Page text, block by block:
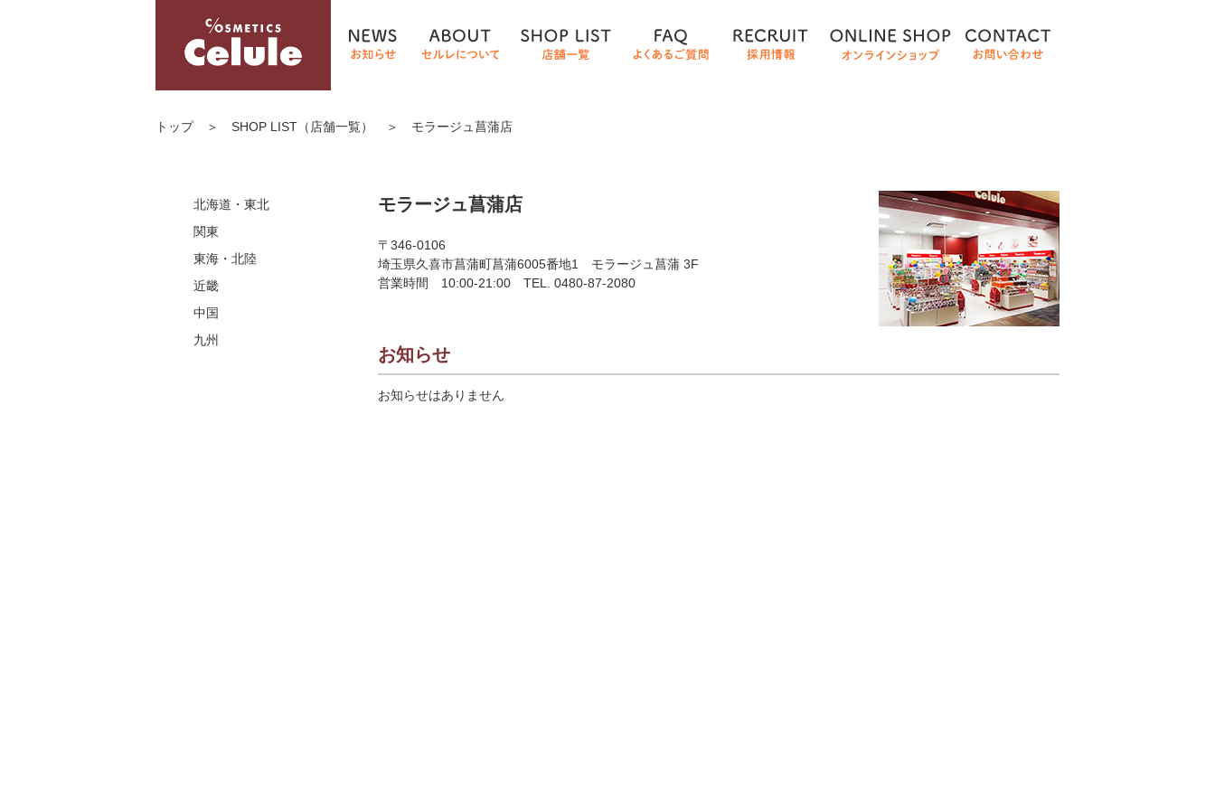
トップ＞ SHOP LIST（店舗一覧） ＞ モラージュ菖蒲店
北海道・東北
関東
東京
栃木
東海・北陸
富山
愛知
三重
近畿
大阪
兵庫
中国
岡山
広島
九州
福岡
佐賀
モラージュ菖蒲店
〒346-0106
埼玉県久喜市菖蒲町菖蒲6005番地1 モラージュ菖蒲 3F
営業時間 10:00-21:00 TEL. 0480-87-2080
お知らせ
お知らせはありません